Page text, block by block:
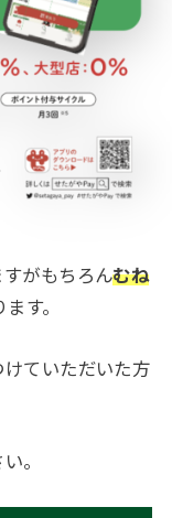
がもちろんむね
す。
ていただいた方
。